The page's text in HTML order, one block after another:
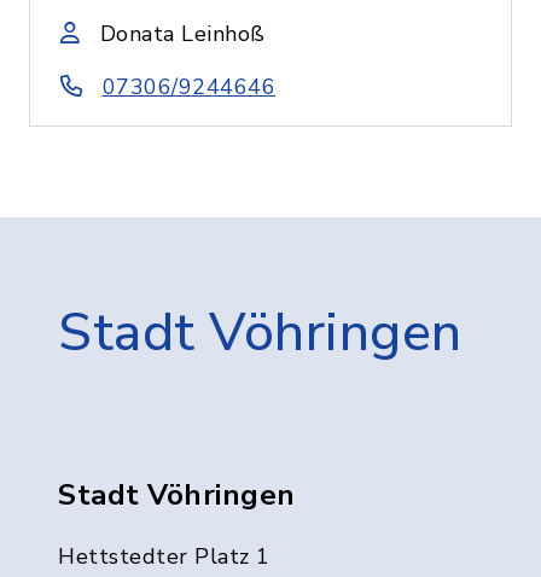
Donata Leinhoß
07306/9244646
Stadt Vöhringen
Stadt Vöhringen
Hettstedter Platz 1